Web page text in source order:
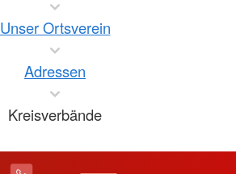
Unser Ortsverein
Adressen
Kreisverbände